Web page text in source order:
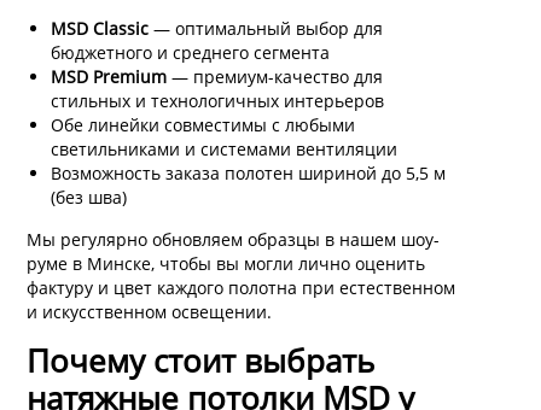
MSD Classic — оптимальный выбор для
бюджетного и среднего сегмента
MSD Premium — премиум-качество для
стильных и технологичных интерьеров
Обе линейки совместимы с любыми
светильниками и системами вентиляции
Возможность заказа полотен шириной до 5,5 м
(без шва)
Мы регулярно обновляем образцы в нашем шоу-
руме в Минске, чтобы вы могли лично оценить
фактуру и цвет каждого полотна при естественном
и искусственном освещении.
Почему стоит выбрать
натяжные потолки MSD у